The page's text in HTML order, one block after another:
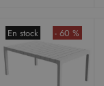
En stock - 60 %